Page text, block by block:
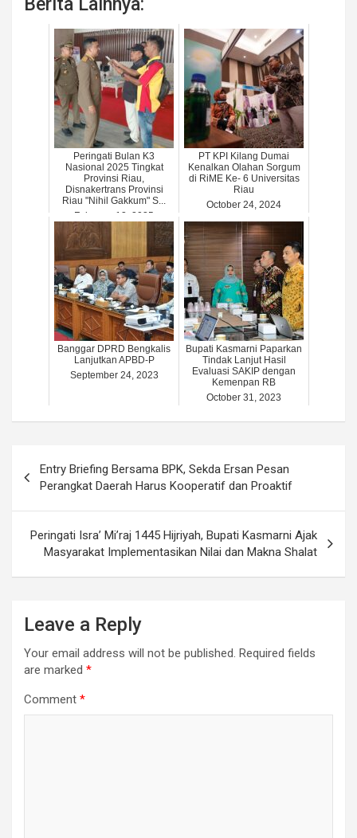
Berita Lainnya:
Peringati Bulan K3
Nasional 2025 Tingkat
Provinsi Riau,
Disnakertrans Provinsi
Riau "Nihil Gakkum" S...
February 12, 2025
PT KPI Kilang Dumai
Kenalkan Olahan Sorgum
di RiME Ke- 6 Universitas
Riau
October 24, 2024
Banggar DPRD Bengkalis
Lanjutkan APBD-P
September 24, 2023
Bupati Kasmarni Paparkan
Tindak Lanjut Hasil
Evaluasi SAKIP dengan
Kemenpan RB
October 31, 2023
navigation
Entry Briefing Bersama BPK, Sekda Ersan Pesan
Perangkat Daerah Harus Kooperatif dan Proaktif
Peringati Isra’ Mi’raj 1445 Hijriyah, Bupati Kasmarni Ajak
Masyarakat Implementasikan Nilai dan Makna Shalat
Leave a Reply
Your email address will not be published. Required fields
are marked *
Comment *